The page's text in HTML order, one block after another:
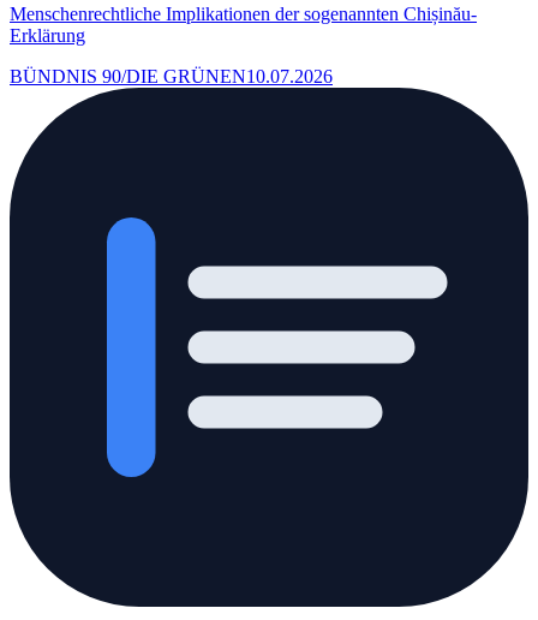
Menschenrechtliche Implikationen der sogenannten Chișinău-
Erklärung
BÜNDNIS 90/DIE GRÜNEN10.07.2026